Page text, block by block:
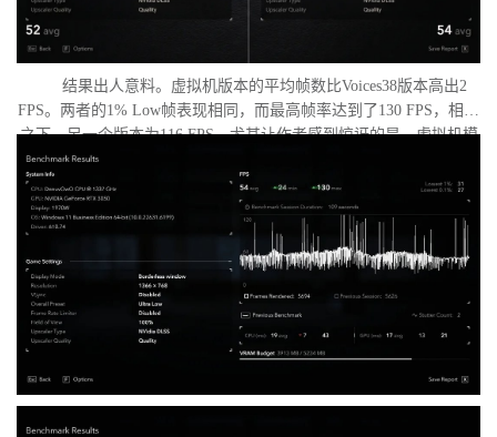
结果出人意料。虚拟机版本的平均帧数比Voices38版本高出2
FPS。两者的1% Low帧表现相同，而最高帧率达到了130 FPS，相比
之下，另一个版本为116 FPS。尤其让作者感到惊讶的是，虚拟机模
式下的优化竟如此之好。从理论上讲，额外的虚拟化层应该会给处
理器带来负担并降低性能，但实际上并没有发生这种情况。